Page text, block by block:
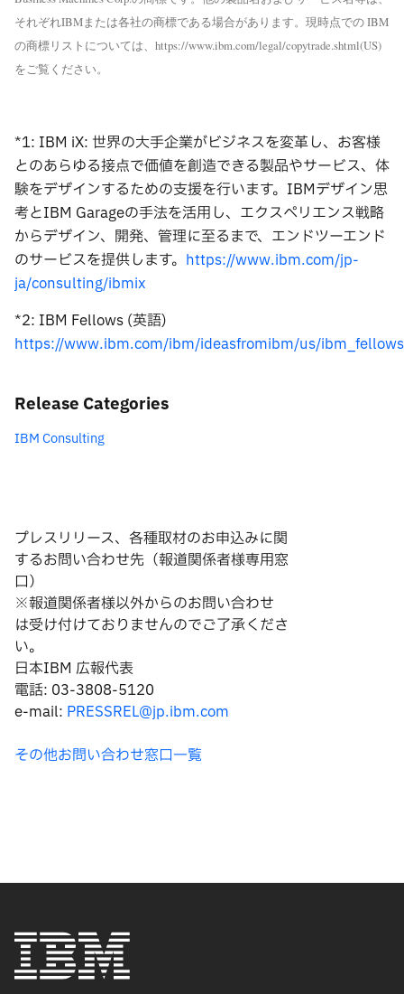
それぞれIBMまたは各社の商標である場合があります。現時点での IBM
の商標リストについては、https://www.ibm.com/legal/copytrade.shtml(US)
をご覧ください。
*1: IBM iX: 世界の大手企業がビジネスを変革し、お客様
とのあらゆる接点で価値を創造できる製品やサービス、体
験をデザインするための支援を行います。IBMデザイン思
考とIBM Garageの手法を活用し、エクスペリエンス戦略
からデザイン、開発、管理に至るまで、エンドツーエンド
のサービスを提供します。 https://www.ibm.com/jp-
ja/consulting/ibmix
*2: IBM Fellows (英語)
https://www.ibm.com/ibm/ideasfromibm/us/
Release Categories
IBM Consulting
プレスリリース、各種取材のお申込みに関
するお問い合わせ先（報道関係者様専用窓
口）
※報道関係者様以外からのお問い合わせ
は受け付けておりませんのでご了承くださ
い。
日本IBM 広報代表
電話: 03-3808-5120
e-mail: PRESSREL@jp.ibm.com
その他お問い合わせ窓口一覧